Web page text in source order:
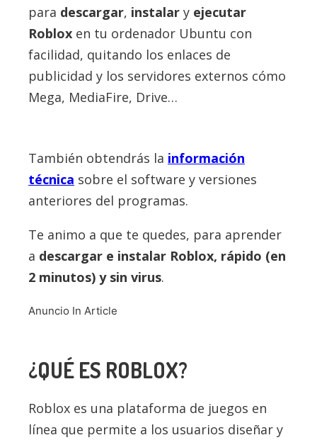
para descargar, instalar y ejecutar
Roblox en tu ordenador Ubuntu con
facilidad, quitando los enlaces de
publicidad y los servidores externos cómo
Mega, MediaFire, Drive…
También obtendrás la información
técnica sobre el software y versiones
anteriores del programas.
Te animo a que te quedes, para aprender
a descargar e instalar Roblox, rápido (en
2 minutos) y sin virus.
Anuncio In Article
¿QUÉ ES ROBLOX?
Roblox es una plataforma de juegos en
línea que permite a los usuarios diseñar y